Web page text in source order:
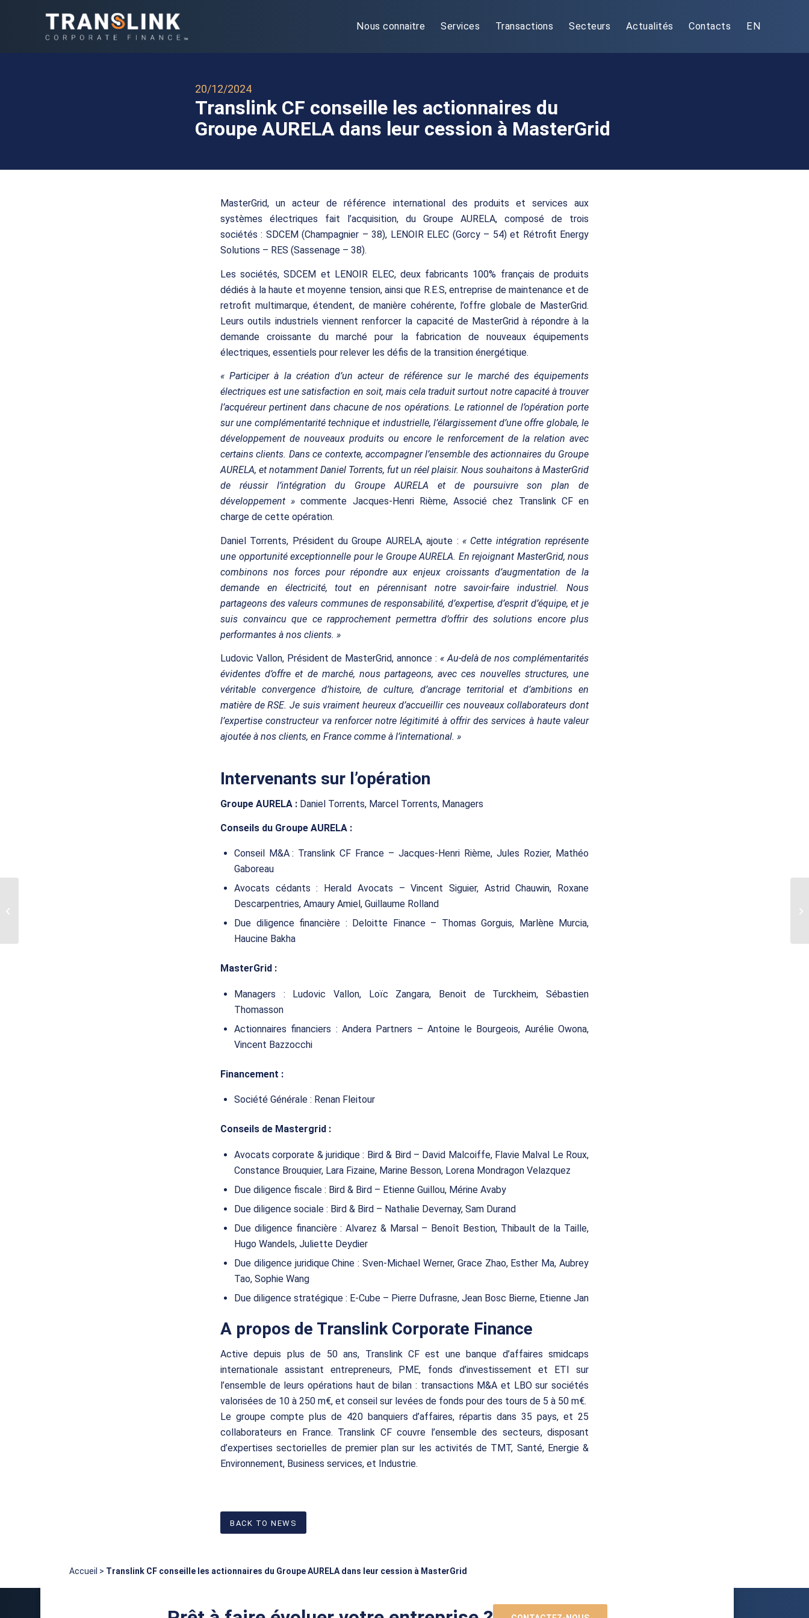
Nous connaitre Services Transactions Secteurs Actualités Contacts EN
20/12/2024
Translink CF conseille les actionnaires du
Groupe AURELA dans leur cession à MasterGrid
MasterGrid, un acteur de référence international des produits et services aux
systèmes électriques fait l’acquisition, du Groupe AURELA, composé de trois
sociétés : SDCEM (Champagnier – 38), LENOIR ELEC (Gorcy – 54) et Rétrofit Energy
Solutions – RES (Sassenage – 38).
Les sociétés, SDCEM et LENOIR ELEC, deux fabricants 100% français de produits
dédiés à la haute et moyenne tension, ainsi que R.E.S, entreprise de maintenance et de
retrofit multimarque, étendent, de manière cohérente, l’offre globale de MasterGrid.
Leurs outils industriels viennent renforcer la capacité de MasterGrid à répondre à la
demande croissante du marché pour la fabrication de nouveaux équipements
électriques, essentiels pour relever les défis de la transition énergétique.
« Participer à la création d’un acteur de référence sur le marché des équipements
électriques est une satisfaction en soit, mais cela traduit surtout notre capacité à trouver
l’acquéreur pertinent dans chacune de nos opérations. Le rationnel de l’opération porte
sur une complémentarité technique et industrielle, l’élargissement d’une offre globale, le
développement de nouveaux produits ou encore le renforcement de la relation avec
certains clients. Dans ce contexte, accompagner l’ensemble des actionnaires du Groupe
AURELA, et notamment Daniel Torrents, fut un réel plaisir. Nous souhaitons à MasterGrid
de réussir l’intégration du Groupe AURELA et de poursuivre son plan de
développement » commente Jacques-Henri Rième, Associé chez Translink CF en
charge de cette opération.
Daniel Torrents, Président du Groupe AURELA, ajoute : « Cette intégration représente
une opportunité exceptionnelle pour le Groupe AURELA. En rejoignant MasterGrid, nous
combinons nos forces pour répondre aux enjeux croissants d’augmentation de la
demande en électricité, tout en pérennisant notre savoir-faire industriel. Nous
partageons des valeurs communes de responsabilité, d’expertise, d’esprit d’équipe, et je
suis convaincu que ce rapprochement permettra d’offrir des solutions encore plus
performantes à nos clients. »
Ludovic Vallon, Président de MasterGrid, annonce : « Au-delà de nos complémentarités
évidentes d’offre et de marché, nous partageons, avec ces nouvelles structures, une
véritable convergence d’histoire, de culture, d’ancrage territorial et d’ambitions en
matière de RSE. Je suis vraiment heureux d’accueillir ces nouveaux collaborateurs dont
l’expertise constructeur va renforcer notre légitimité à offrir des services à haute valeur
ajoutée à nos clients, en France comme à l’international. »
Intervenants sur l’opération
Groupe AURELA : Daniel Torrents, Marcel Torrents, Managers
Conseils du Groupe AURELA :
Conseil M&A : Translink CF France – Jacques-Henri Rième, Jules Rozier, Mathéo
Gaboreau
Avocats cédants : Herald Avocats – Vincent Siguier, Astrid Chauwin, Roxane
Descarpentries, Amaury Amiel, Guillaume Rolland
Due diligence financière : Deloitte Finance – Thomas Gorguis, Marlène Murcia,
Haucine Bakha
MasterGrid :
Managers : Ludovic Vallon, Loïc Zangara, Benoit de Turckheim, Sébastien
Thomasson
Actionnaires financiers : Andera Partners – Antoine le Bourgeois, Aurélie Owona,
Vincent Bazzocchi
Financement :
Société Générale : Renan Fleitour
Conseils de Mastergrid :
Avocats corporate & juridique : Bird & Bird – David Malcoiffe, Flavie Malval Le Roux,
Constance Brouquier, Lara Fizaine, Marine Besson, Lorena Mondragon Velazquez
Due diligence fiscale : Bird & Bird – Etienne Guillou, Mérine Avaby
Due diligence sociale : Bird & Bird – Nathalie Devernay, Sam Durand
Due diligence financière : Alvarez & Marsal – Benoît Bestion, Thibault de la Taille,
Hugo Wandels, Juliette Deydier
Due diligence juridique Chine : Sven-Michael Werner, Grace Zhao, Esther Ma, Aubrey
Tao, Sophie Wang
Due diligence stratégique : E-Cube – Pierre Dufrasne, Jean Bosc Bierne, Etienne Jan
A propos de Translink Corporate Finance
Active depuis plus de 50 ans, Translink CF est une banque d’affaires smidcaps
internationale assistant entrepreneurs, PME, fonds d’investissement et ETI sur
l’ensemble de leurs opérations haut de bilan : transactions M&A et LBO sur sociétés
valorisées de 10 à 250 m€, et conseil sur levées de fonds pour des tours de 5 à 50 m€.
Le groupe compte plus de 420 banquiers d’affaires, répartis dans 35 pays, et 25
collaborateurs en France. Translink CF couvre l’ensemble des secteurs, disposant
d’expertises sectorielles de premier plan sur les activités de TMT, Santé, Energie &
Environnement, Business services, et Industrie.
BACK TO NEWS
Accueil > Translink CF conseille les actionnaires du Groupe AURELA dans leur cession à MasterGrid